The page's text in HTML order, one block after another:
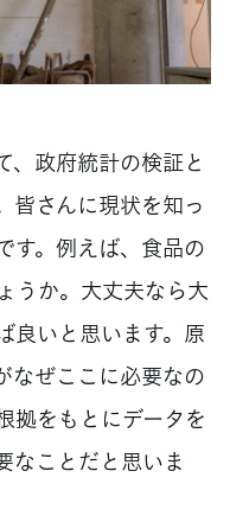
政府統計の検証と
皆さんに現状を知っ
す。例えば、食品の
うか。大丈夫なら大
良いと思います。原
なぜここに必要なの
拠をもとにデータを
なことだと思いま